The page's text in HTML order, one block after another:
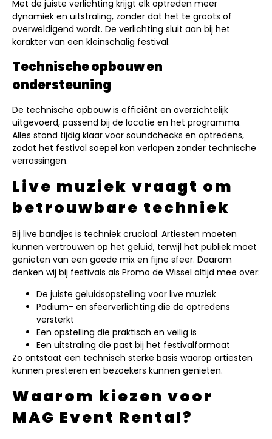
Met de juiste verlichting krijgt elk optreden meer
dynamiek en uitstraling, zonder dat het te groots of
overweldigend wordt. De verlichting sluit aan bij het
karakter van een kleinschalig festival.
Technische opbouw en
ondersteuning
De technische opbouw is efficiënt en overzichtelijk
uitgevoerd, passend bij de locatie en het programma.
Alles stond tijdig klaar voor soundchecks en optredens,
zodat het festival soepel kon verlopen zonder technische
verrassingen.
Live muziek vraagt om
betrouwbare techniek
Bij live bandjes is techniek cruciaal. Artiesten moeten
kunnen vertrouwen op het geluid, terwijl het publiek moet
genieten van een goede mix en fijne sfeer. Daarom
denken wij bij festivals als Promo de Wissel altijd mee over:
De juiste geluidsopstelling voor live muziek
Podium- en sfeerverlichting die de optredens
versterkt
Een opstelling die praktisch en veilig is
Een uitstraling die past bij het festivalformaat
Zo ontstaat een technisch sterke basis waarop artiesten
kunnen presteren en bezoekers kunnen genieten.
Waarom kiezen voor
MAG Event Rental?